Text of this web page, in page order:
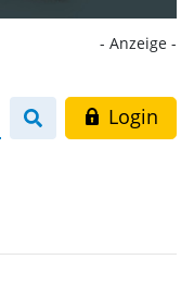
- Anzeige -
Login